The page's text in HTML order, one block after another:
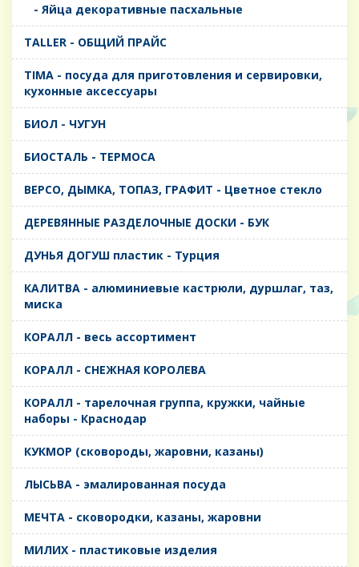
- Яйца декоративные пасхальные
TALLER - ОБЩИЙ ПРАЙС
TIMA - посуда для приготовления и сервировки,
кухонные аксессуары
БИОЛ - ЧУГУН
БИОСТАЛЬ - ТЕРМОСА
ВЕРСО, ДЫМКА, ТОПАЗ, ГРАФИТ - Цветное стекло
ДЕРЕВЯННЫЕ РАЗДЕЛОЧНЫЕ ДОСКИ - БУК
ДУНЬЯ ДОГУШ пластик - Турция
КАЛИТВА - алюминиевые кастрюли, дуршлаг, таз,
миска
КОРАЛЛ - весь ассортимент
КОРАЛЛ - СНЕЖНАЯ КОРОЛЕВА
КОРАЛЛ - тарелочная группа, кружки, чайные
наборы - Краснодар
КУКМОР (сковороды, жаровни, казаны)
ЛЫСЬВА - эмалированная посуда
МЕЧТА - сковородки, казаны, жаровни
МИЛИХ - пластиковые изделия